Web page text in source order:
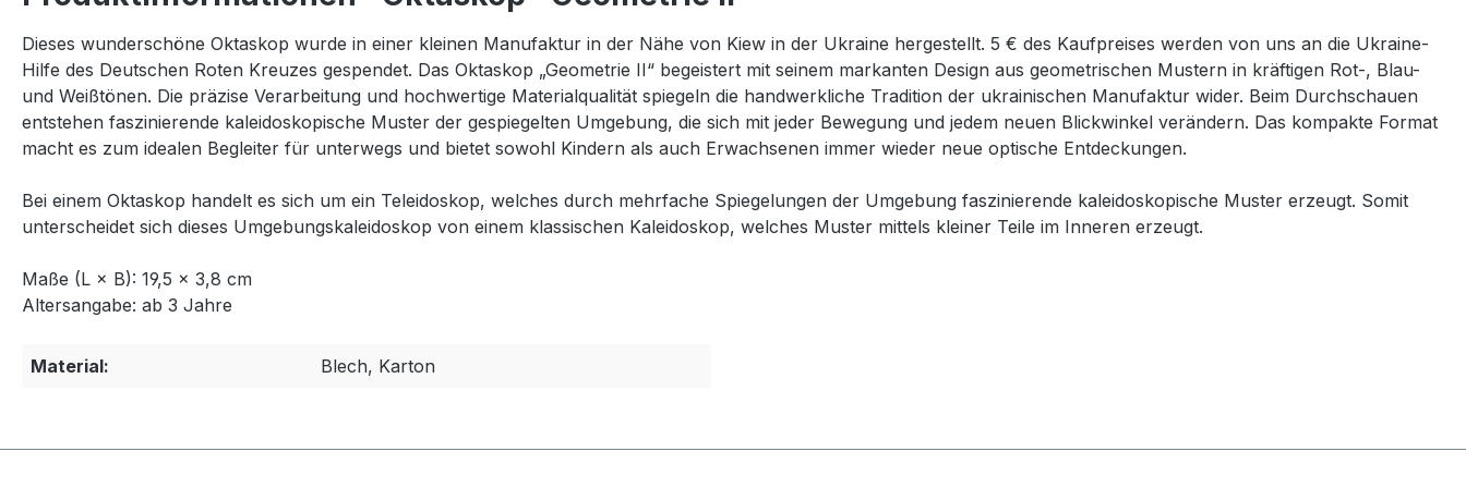
Dieses wunderschöne Oktaskop wurde in einer kleinen Manufaktur in der Nähe von Kiew in der Ukraine hergestellt. 5 € des Kaufpreises werden von uns an die Ukraine-
Hilfe des Deutschen Roten Kreuzes gespendet. Das Oktaskop „Geometrie II“ begeistert mit seinem markanten Design aus geometrischen Mustern in kräftigen Rot-, Blau-
und Weißtönen. Die präzise Verarbeitung und hochwertige Materialqualität spiegeln die handwerkliche Tradition der ukrainischen Manufaktur wider. Beim Durchschauen
entstehen faszinierende kaleidoskopische Muster der gespiegelten Umgebung, die sich mit jeder Bewegung und jedem neuen Blickwinkel verändern. Das kompakte Format
macht es zum idealen Begleiter für unterwegs und bietet sowohl Kindern als auch Erwachsenen immer wieder neue optische Entdeckungen.
Bei einem Oktaskop handelt es sich um ein Teleidoskop, welches durch mehrfache Spiegelungen der Umgebung faszinierende kaleidoskopische Muster erzeugt. Somit
unterscheidet sich dieses Umgebungskaleidoskop von einem klassischen Kaleidoskop, welches Muster mittels kleiner Teile im Inneren erzeugt.
Maße (L × B): 19,5 × 3,8 cm
Altersangabe: ab 3 Jahre
Material: Blech, Karton